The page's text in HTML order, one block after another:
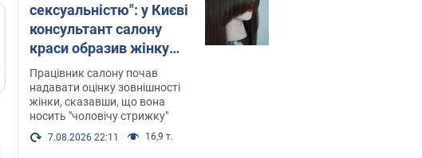
сексуальністю": у Києві
консультант салону
краси образив жінку
після хімієтерапії,
розгорівся скандал.
Фото
Працівник салону почав
надавати оцінку зовнішності
жінки, сказавши, що вона
носить "чоловічу стрижку"
7.08.2026 22:11 16,9 т.